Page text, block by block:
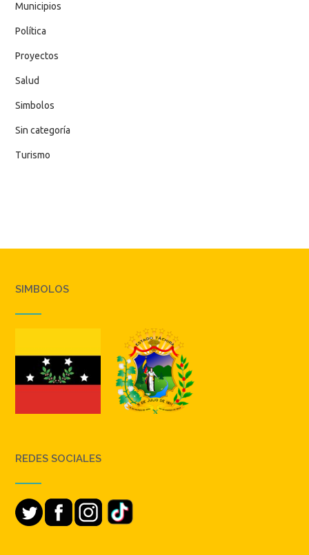
Municipios
Política
Proyectos
Salud
Simbolos
Sin categoría
Turismo
SIMBOLOS
REDES SOCIALES